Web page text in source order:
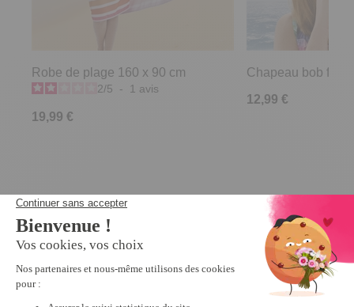
Robe de plage 160 x 90 cm
2/5 - 1 avis
19,99 €
Chapeau bob fleuri
12,99 €
Derniers articles consultés